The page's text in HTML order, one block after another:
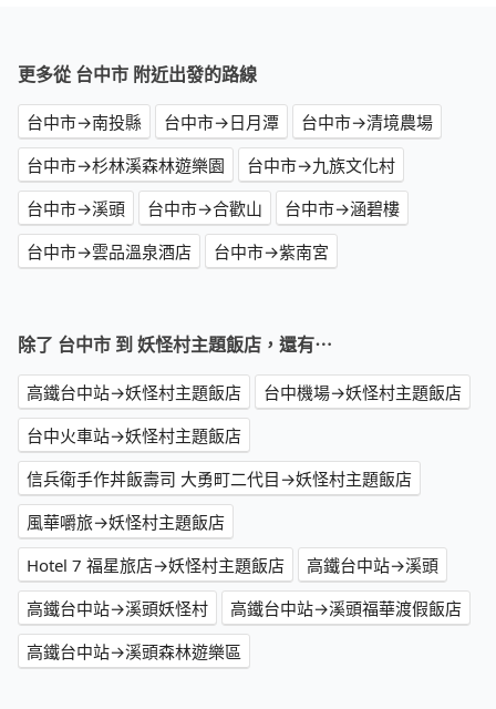
更多從 台中市 附近出發的路線
台中市→南投縣 台中市→日月潭
台中市→清境農場
台中市→杉林溪森林遊樂園
台中市→九族文化村
台中市→溪頭
台中市→合歡山
台中市→涵碧樓
台中市→雲品溫泉酒店
台中市→紫南宮
除了 台中市 到 妖怪村主題飯店，還有⋯
高鐵台中站→妖怪村主題飯店
台中機場→妖怪村主題飯店
台中火車站→妖怪村主題飯店
信兵衛手作丼飯壽司 大勇町二代目→妖怪村主題飯店
風華嚼旅→妖怪村主題飯店
Hotel 7 福星旅店→妖怪村主題飯店
高鐵台中站→溪頭
高鐵台中站→溪頭妖怪村
高鐵台中站→溪頭福華渡假飯店
高鐵台中站→溪頭森林遊樂區